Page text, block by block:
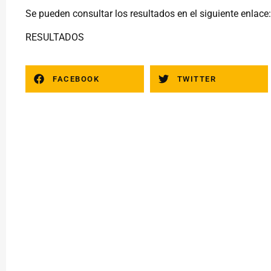
Se pueden consultar los resultados en el siguiente enlace:
RESULTADOS
FACEBOOK TWITTER